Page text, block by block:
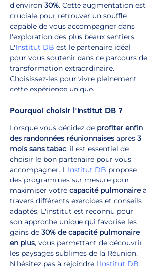
d'environ 30%. Cette augmentation est
cruciale pour retrouver un souffle
capable de vous accompagner dans
l'exploration des plus beaux sentiers.
L'Institut DB est le partenaire idéal
pour vous soutenir dans ce parcours de
transformation extraordinaire.
Choisissez-les pour vivre pleinement
cette expérience unique.
Pourquoi choisir l'Institut DB ?
Lorsque vous décidez de profiter enfin
des randonnées réunionnaises après 3
mois sans tabac, il est essentiel de
choisir le bon partenaire pour vous
accompagner. L'Institut DB propose
des programmes sur mesure pour
maximiser votre capacité pulmonaire à
travers différents exercices et conseils
adaptés. L'institut est reconnu pour
son approche unique qui favorise les
gains de 30% de capacité pulmonaire
en plus, vous permettant de découvrir
les paysages sublimes de la Réunion.
N'hésitez pas à rejoindre l'Institut DB